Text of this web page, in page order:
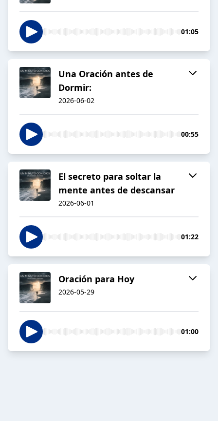
01:05
Una Oración antes de
Dormir:
2026-06-02
00:55
El secreto para soltar la
mente antes de descansar
2026-06-01
01:22
Oración para Hoy
2026-05-29
01:00